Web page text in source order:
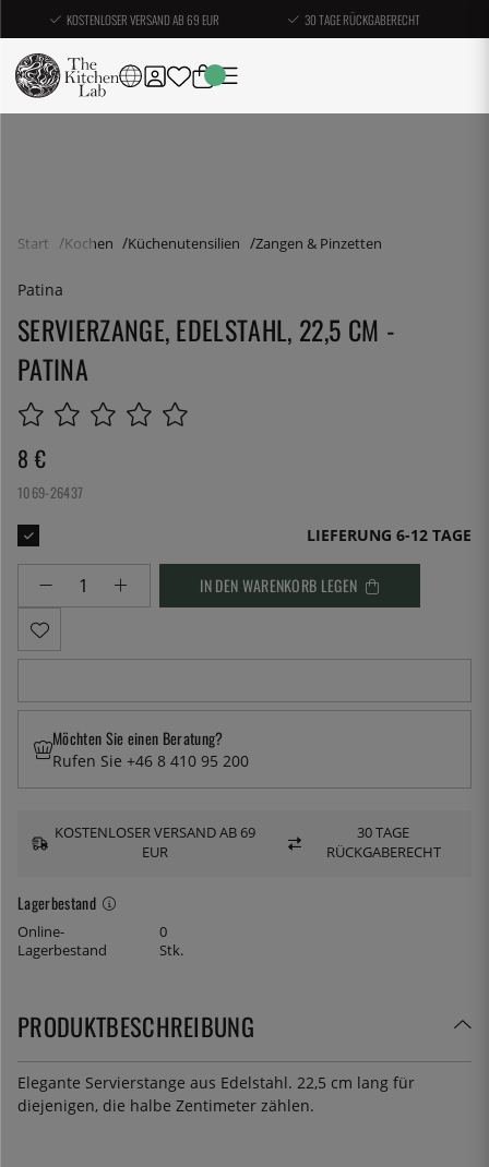
KOSTENLOSER VERSAND AB 69 EUR 30 TAGE RÜCKGABERECHT
Start Kochen Küchenutensilien Zangen & Pinzetten
Patina
SERVIERZANGE, EDELSTAHL, 22,5 CM -
PATINA
8 €
1069-26437
LIEFERUNG 6-12 TAGE
IN DEN WARENKORB LEGEN
Lagerbestand
Online-
Lagerbestand
0
Stk.
Möchten Sie einen Beratung?
Rufen Sie +46 8 410 95 200
KOSTENLOSER VERSAND AB 69
EUR
30 TAGE
RÜCKGABERECHT
PRODUKTBESCHREIBUNG
Elegante Servierstange aus Edelstahl. 22,5 cm lang für
diejenigen, die halbe Zentimeter zählen.